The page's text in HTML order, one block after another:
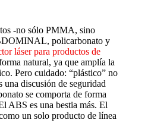
-no sólo PMMA, sino
policarbonato y
láser para productos de
natural, ya que amplía la
Pero cuidado: “plástico” no
discusión de seguridad
se comporta de forma
ABS es una bestia más. El
un solo producto de línea